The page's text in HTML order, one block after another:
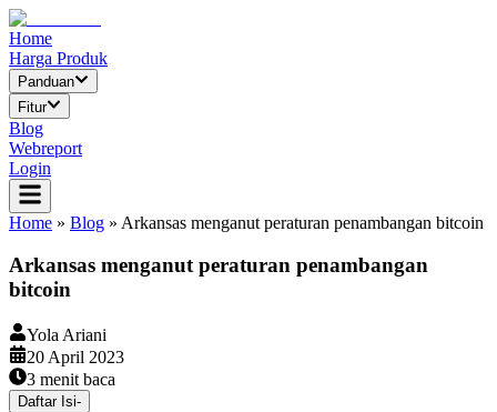
Home
Harga Produk
Panduan
Fitur
Blog
Webreport
Login
Home » Blog » Arkansas menganut peraturan penambangan bitcoin
Arkansas menganut peraturan penambangan
bitcoin
Yola Ariani
20 April 2023
3 menit baca
Daftar Isi-